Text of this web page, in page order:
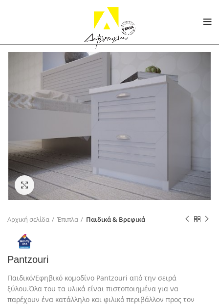
Click to enlarge
Αρχική σελίδα Έπιπλα Παιδικά & Βρεφικά
Pantzouri
Παιδικό/Εφηβικό κομοδίνο Pantzouri από την σειρά
ξύλου.Όλα του τα υλικά είναι πιστοποιημένα για να
παρέχουν ένα κατάλληλο και φιλικό περιβάλλον προς τον